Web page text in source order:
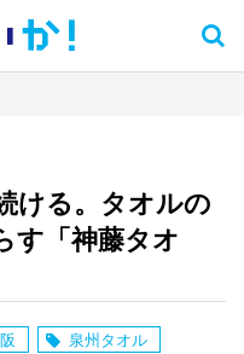
か！
ける。タオルの
す「神藤タオ
泉州タオル